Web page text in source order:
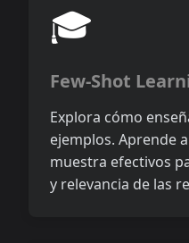
🎓
Few-Shot
Explora cómo
ejemplos. Aprende
muestra efectivos
y relevancia de las